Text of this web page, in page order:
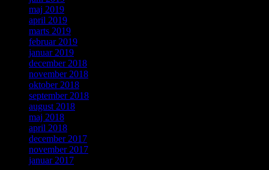
maj 2019
april 2019
marts 2019
februar 2019
januar 2019
december 2018
november 2018
oktober 2018
september 2018
august 2018
maj 2018
april 2018
december 2017
november 2017
januar 2017